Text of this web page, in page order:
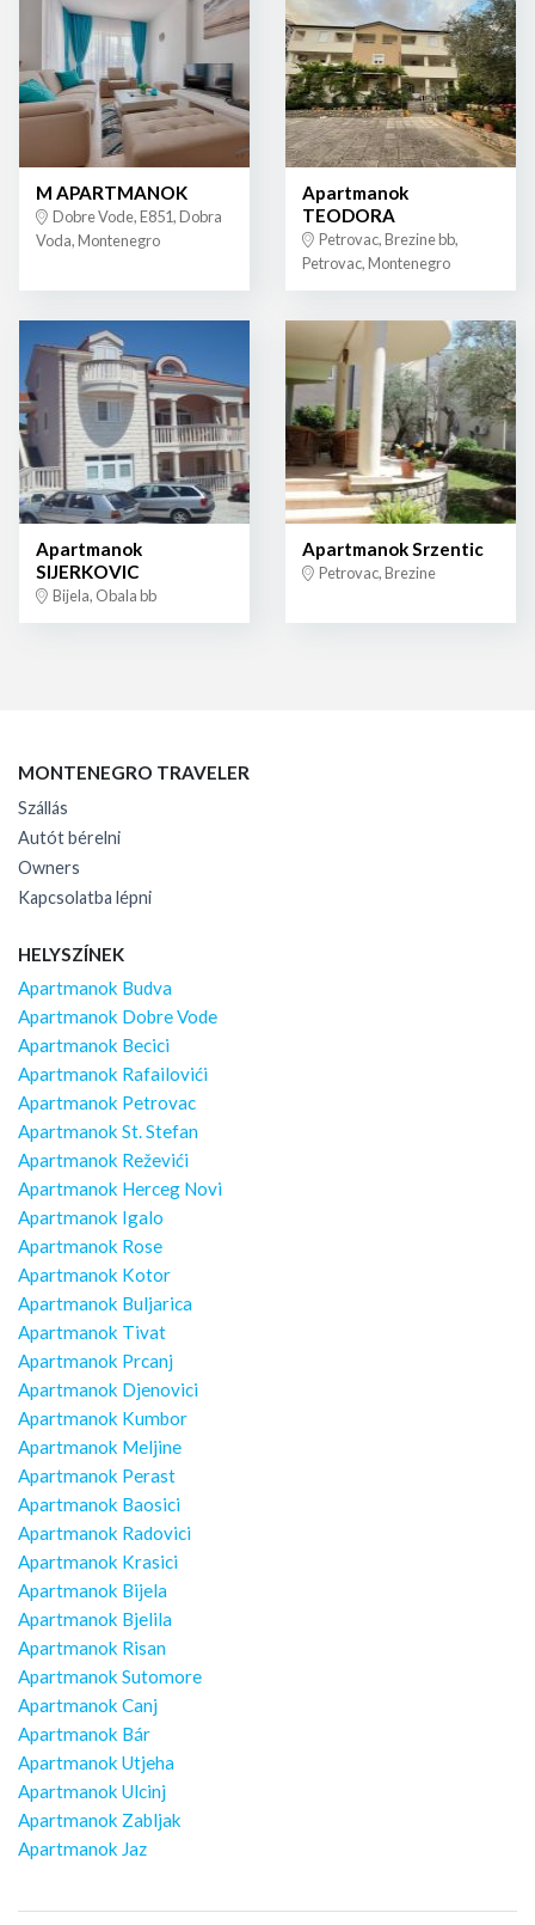
M APARTMANOK
Dobre Vode, E851, Dobra
Voda, Montenegro
Apartmanok
TEODORA
Petrovac, Brezine bb,
Petrovac, Montenegro
Apartmanok
SIJERKOVIC
Bijela, Obala bb
Apartmanok Srzentic
Petrovac, Brezine
MONTENEGRO TRAVELER
Szállás
Autót bérelni
Owners
Kapcsolatba lépni
HELYSZÍNEK
Apartmanok Budva
Apartmanok Dobre Vode
Apartmanok Becici
Apartmanok Rafailovići
Apartmanok Petrovac
Apartmanok St. Stefan
Apartmanok Reževići
Apartmanok Herceg Novi
Apartmanok Igalo
Apartmanok Rose
Apartmanok Kotor
Apartmanok Buljarica
Apartmanok Tivat
Apartmanok Prcanj
Apartmanok Djenovici
Apartmanok Kumbor
Apartmanok Meljine
Apartmanok Perast
Apartmanok Baosici
Apartmanok Radovici
Apartmanok Krasici
Apartmanok Bijela
Apartmanok Bjelila
Apartmanok Risan
Apartmanok Sutomore
Apartmanok Canj
Apartmanok Bár
Apartmanok Utjeha
Apartmanok Ulcinj
Apartmanok Zabljak
Apartmanok Jaz